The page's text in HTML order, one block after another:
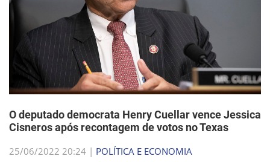
O deputado democrata Henry Cuellar vence Jessica
Cisneros após recontagem de votos no Texas
25/06/2022 20:24 | POLÍTICA E ECONOMIA